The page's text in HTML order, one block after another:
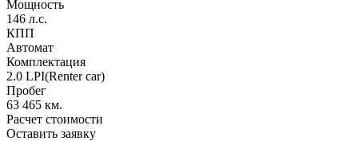
Мощность
146 л.с.
КПП
Автомат
Комплектация
2.0 LPI(Renter car)
Пробег
63 465 км.
Расчет стоимости
Оставить заявку